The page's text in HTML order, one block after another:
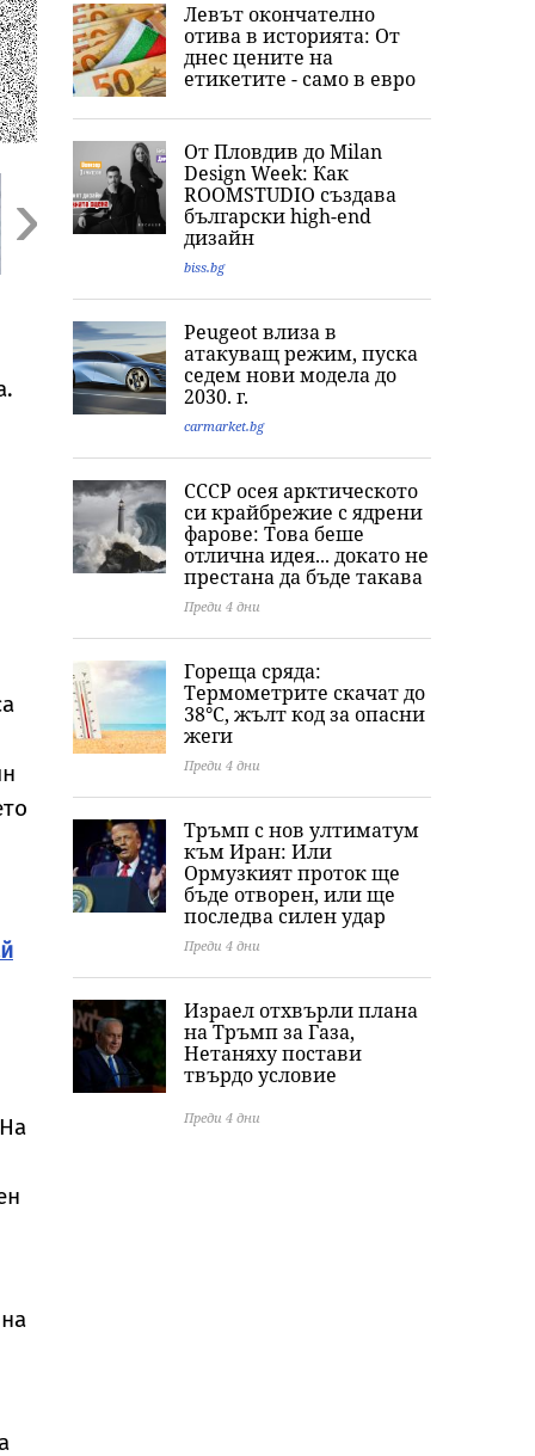
Newsweek: Как 5
регионални кризи
въвличат света в
Трета световна
война
"Беше пълен шок,
Говори бащата на
сваленото от
автобус момче със
СОП
Конфликтът се
хутите и
Левът окончателно
отива в историята: Oт
днес цените на
етикетите - само в евро
От Пловдив до Milan
Design Week: Как
ROOMSTUDIO създава
български high-end
дизайн
biss.bg
Peugeot влиза в
атакуващ режим, пуска
седем нови модела до
2030. г.
carmarket.bg
СССР осея арктическото
си крайбрежие с ядрени
фарове: Това беше
отлична идея... докато не
престана да бъде такава
Преди 4 дни
Гореща сряда:
Термометрите скачат до
38°C, жълт код за опасни
жеги
Преди 4 дни
Тръмп с нов ултиматум
към Иран: Или
Ормузкият проток ще
бъде отворен, или ще
последва силен удар
Преди 4 дни
Израел отхвърли плана
на Тръмп за Газа,
Нетаняху постави
твърдо условие
Преди 4 дни